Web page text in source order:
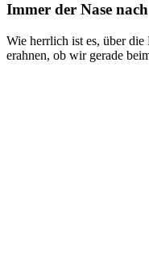
Immer der Nase nach
Wie herrlich ist es, über die
erahnen, ob wir gerade